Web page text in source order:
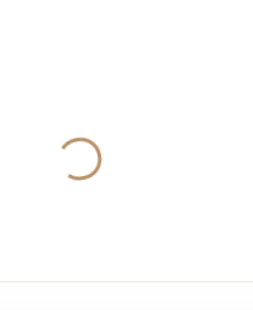
Yukleniyor...